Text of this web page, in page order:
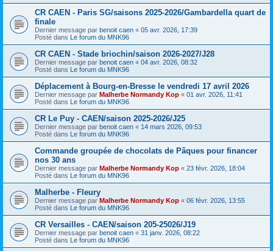
CR CAEN - Paris SG/saisons 2025-2026/Gambardella quart de
finale
Dernier message par benoit caen « 05 avr. 2026, 17:39
Posté dans Le forum du MNK96
CR CAEN - Stade briochin/saison 2026-2027/J28
Dernier message par benoit caen « 04 avr. 2026, 08:32
Posté dans Le forum du MNK96
Déplacement à Bourg-en-Bresse le vendredi 17 avril 2026
Dernier message par Malherbe Normandy Kop « 01 avr. 2026, 11:41
Posté dans Le forum du MNK96
CR Le Puy - CAEN/saison 2025-2026/J25
Dernier message par benoit caen « 14 mars 2026, 09:53
Posté dans Le forum du MNK96
Commande groupée de chocolats de Pâques pour financer
nos 30 ans
Dernier message par Malherbe Normandy Kop « 23 févr. 2026, 18:04
Posté dans Le forum du MNK96
Malherbe - Fleury
Dernier message par Malherbe Normandy Kop « 06 févr. 2026, 13:55
Posté dans Le forum du MNK96
CR Versailles - CAEN/saison 205-25026/J19
Dernier message par benoit caen « 31 janv. 2026, 08:22
Posté dans Le forum du MNK96